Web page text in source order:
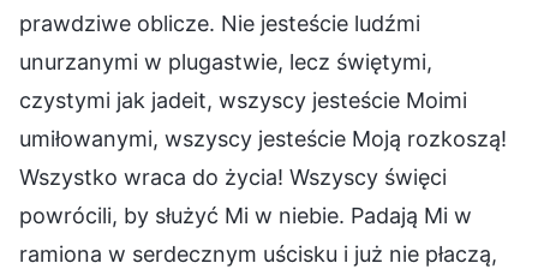
prawdziwe oblicze. Nie jesteście ludźmi
unurzanymi w plugastwie, lecz świętymi,
czystymi jak jadeit, wszyscy jesteście Moimi
umiłowanymi, wszyscy jesteście Moją rozkoszą!
Wszystko wraca do życia! Wszyscy święci
powrócili, by służyć Mi w niebie. Padają Mi w
ramiona w serdecznym uścisku i już nie płaczą,